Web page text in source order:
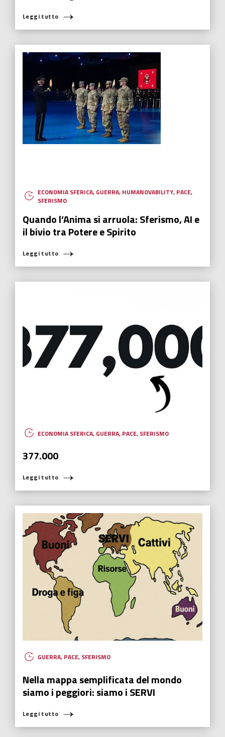
Leggi tutto
ECONOMIA SFERICA, GUERRA, HUMANOVABILITY, PACE,
SFERISMO
Quando l’Anima si arruola: Sferismo, AI e
il bivio tra Potere e Spirito
Leggi tutto
ECONOMIA SFERICA, GUERRA, PACE, SFERISMO
377.000
Leggi tutto
GUERRA, PACE, SFERISMO
Nella mappa semplificata del mondo
siamo i peggiori: siamo i SERVI
Leggi tutto